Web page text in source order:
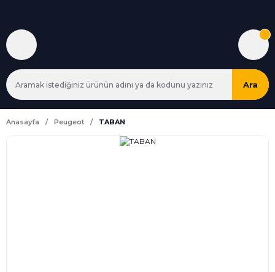
Ara
Anasayfa Peugeot TABAN